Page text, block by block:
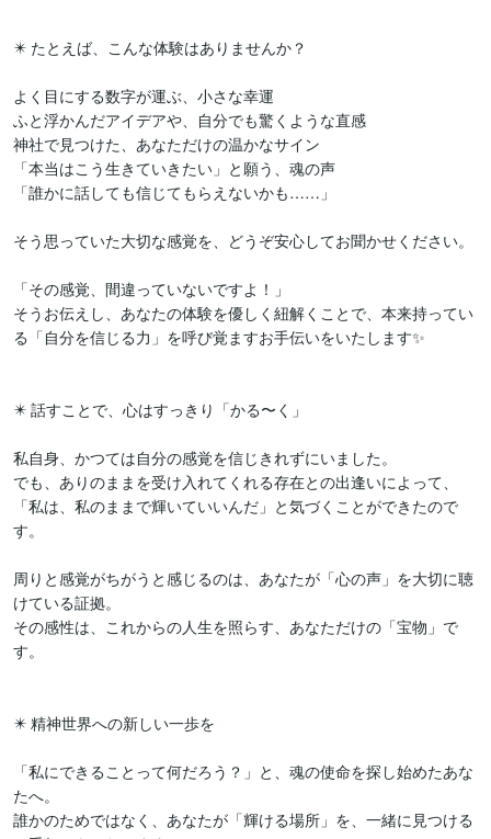
​✴️ たとえば、こんな体験はありませんか？
​よく目にする数字が運ぶ、小さな幸運
​ふと浮かんだアイデアや、自分でも驚くような直感
​神社で見つけた、あなただけの温かなサイン
​「本当はこう生きていきたい」と願う、魂の声
​「誰かに話しても信じてもらえないかも……」
そう思っていた大切な感覚を、どうぞ安心してお聞かせください。
​「その感覚、間違っていないですよ！」
そうお伝えし、あなたの体験を優しく紐解くことで、本来持ってい
る「自分を信じる力」を呼び覚ますお手伝いをいたします✨
​✴️ 話すことで、心はすっきり「かる〜く」
私自身、かつては自分の感覚を信じきれずにいました。
でも、ありのままを受け入れてくれる存在との出逢いによって、
「私は、私のままで輝いていいんだ」と気づくことができたので
す。
​周りと感覚がちがうと感じるのは、あなたが「心の声」を大切に聴
けている証拠。
その感性は、これからの人生を照らす、あなただけの「宝物」で
す。
​✴️ 精神世界への新しい一歩を
「私にできることって何だろう？」と、魂の使命を探し始めたあな
たへ。
誰かのためではなく、あなたが「輝ける場所」を、一緒に見つける